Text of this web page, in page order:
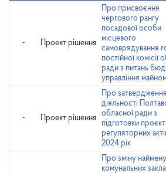
- Проект рішення
Про присвоєння
чергового рангу
посадової особи
місцевого
самоврядування
постійної комісії
ради з питань
управління
- Проект рішення
Про
діяльності
обласної ради з
підготовки
регуляторних
2024 рік
Про зміну
комунальних